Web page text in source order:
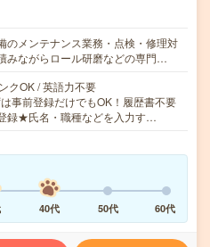
のメンテナンス業務・点検・修理対
みながらロール研磨などの専門…
クOK / 英語力不要
事前登録だけでもOK！履歴書不要
録★氏名・職種などを入力す…
40代 50代 60代